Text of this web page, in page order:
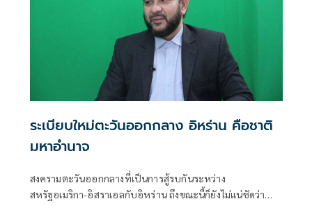
ระเบียบใหม่ตะวันออกกลาง อิหร่าน คือชาติ
มหาอำนาจ
สงครามตะวันออกกลางที่เป็นการสู้รบกันระหว่าง
สหรัฐอเมริกา-อิสราเอลกับอิหร่าน ถึงขณะนี้ก็ยังไม่แน่ชัดว่า